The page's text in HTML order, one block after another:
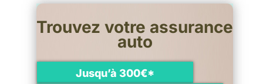
Trouvez votre assurance
auto
Jusqu’à 300€*